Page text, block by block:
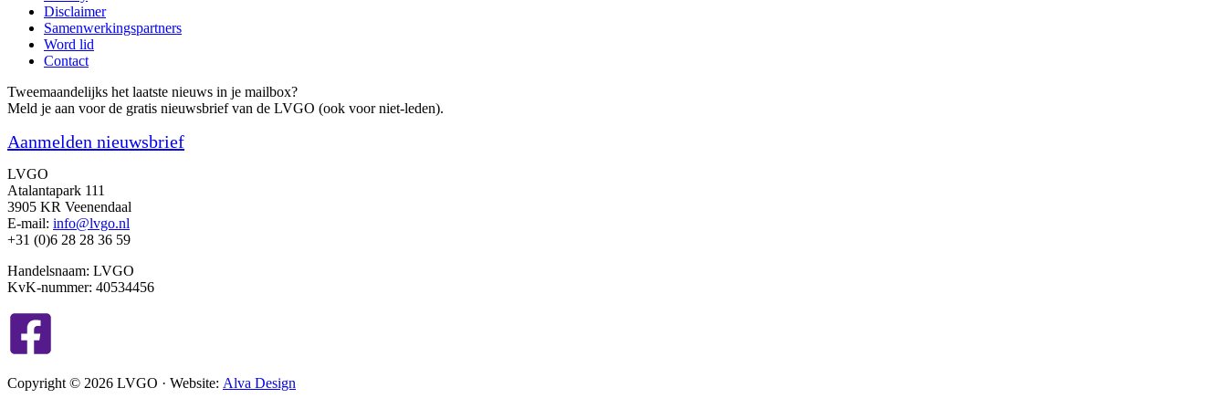
Disclaimer
Samenwerkingspartners
Word lid
Contact
Tweemaandelijks het laatste nieuws in je mailbox?
Meld je aan voor de gratis nieuwsbrief van de LVGO (ook voor niet-leden).
Aanmelden nieuwsbrief
LVGO
Atalantapark 111
3905 KR Veenendaal
E-mail: info@lvgo.nl
+31 (0)6 28 28 36 59
Handelsnaam: LVGO
KvK-nummer: 40534456
Copyright © 2026 LVGO · Website: Alva Design